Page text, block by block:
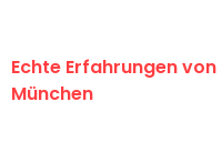
Echte Erfahrungen
München